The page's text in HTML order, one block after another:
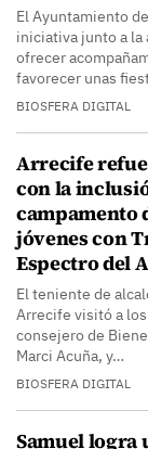
El Ayuntamiento
iniciativa junto a la
ofrecer
favorecer unas
BIOSFERA DIGITAL
Arrecife
con la
campamento
jóvenes con
Espectro del
El teniente de
Arrecife visitó a
consejero de
Marci Acuña, y…
BIOSFERA DIGITAL
Samuel logra